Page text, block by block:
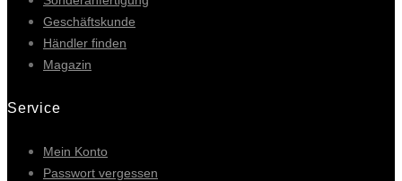
Geschäftskunde
Händler finden
Magazin
Service
Mein Konto
Passwort vergessen